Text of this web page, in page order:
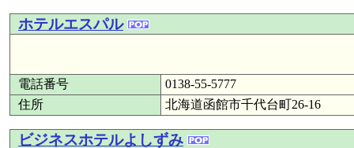
ホテルエスパル
電話番号
0138-55-5777
住所
北海道函館市千代台町26-16
ビジネスホテルよしずみ